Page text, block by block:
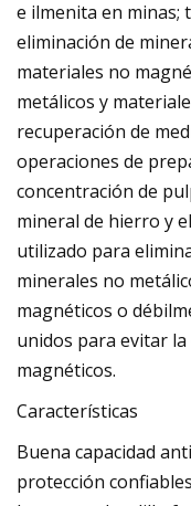
e ilmenita en minas;
eliminación de
materiales no
metálicos y
recuperación de
operaciones de
concentración de
mineral de hierro y
utilizado para
minerales no
magnéticos o
unidos para evitar
magnéticos.
Características
Buena capacidad
protección